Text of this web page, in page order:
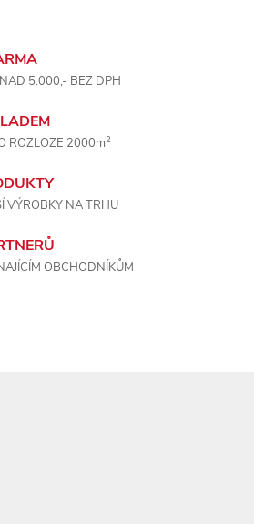
5.000,- BEZ DPH
ROZLOZE 2000m2
VÝROBKY NA TRHU
OBCHODNÍKŮM